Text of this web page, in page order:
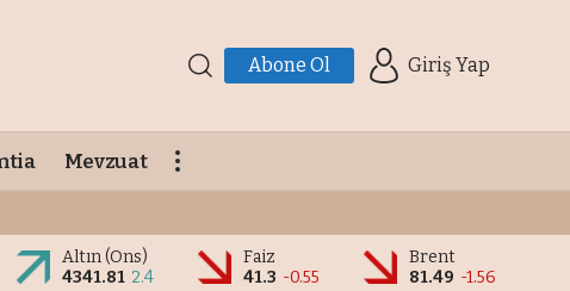
Abone Ol Giriş Yap
Mevzuat
Altın (Ons)
4341.81 2.4
Faiz
41.3 -0.55
Brent
81.49 -1.56